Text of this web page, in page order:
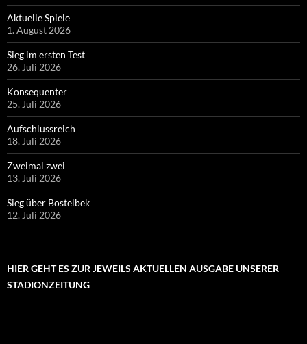
Aktuelle Spiele
1. August 2026
Sieg im ersten Test
26. Juli 2026
Konsequenter
25. Juli 2026
Aufschlussreich
18. Juli 2026
Zweimal zwei
13. Juli 2026
Sieg über Bostelbek
12. Juli 2026
HIER GEHT ES ZUR JEWEILS AKTUELLEN AUSGABE UNSERER
STADIONZEITUNG